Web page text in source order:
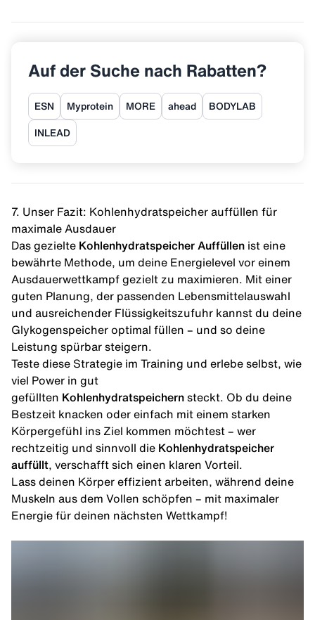
Auf der Suche nach Rabatten?
ESN Myprotein MORE ahead BODYLAB
INLEAD
7. Unser Fazit: Kohlenhydratspeicher auffüllen für
maximale Ausdauer
Das gezielte Kohlenhydratspeicher Auffüllen ist eine
bewährte Methode, um deine Energielevel vor einem
Ausdauerwettkampf gezielt zu maximieren. Mit einer
guten Planung, der passenden Lebensmittelauswahl
und ausreichender Flüssigkeitszufuhr kannst du deine
Glykogenspeicher optimal füllen – und so deine
Leistung spürbar steigern.
Teste diese Strategie im Training und erlebe selbst, wie
viel Power in gut
gefüllten Kohlenhydratspeichern steckt. Ob du deine
Bestzeit knacken oder einfach mit einem starken
Körpergefühl ins Ziel kommen möchtest – wer
rechtzeitig und sinnvoll die Kohlenhydratspeicher
auffüllt , verschafft sich einen klaren Vorteil.
Lass deinen Körper effizient arbeiten, während deine
Muskeln aus dem Vollen schöpfen – mit maximaler
Energie für deinen nächsten Wettkampf!